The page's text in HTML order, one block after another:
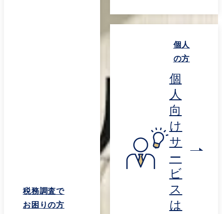
税務調査で
お困りの方
個人
の方
個
人
向
け
サ
ー
ビ
ス
は